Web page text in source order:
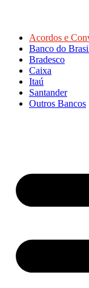
Acordos e
Banco do
Bradesco
Caixa
Itaú
Santander
Outros Bancos